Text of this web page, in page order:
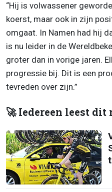
“Hij is volwassener
koerst, maar ook in zijn
omgaat. In Namen had hij
is nu leider in de
groter dan in vorige jaren.
progressie bij. Dit is een
tevreden over zijn.”
🚀 Iedereen leest dit